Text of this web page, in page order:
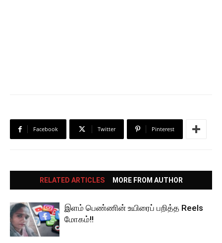
Facebook Twitter Pinterest
RELATED ARTICLES MORE FROM AUTHOR
இளம் பெண்ணின் உயிரைப் பறித்த Reels
மோகம்!!